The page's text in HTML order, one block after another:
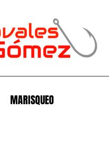
MARISQUEO